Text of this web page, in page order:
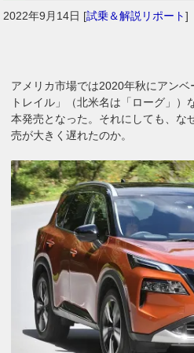
2022年9月14日 [試乗＆解説リポート]
アメリカ市場では2020年秋にアン
トレイル」（北米名は「ローグ」）
本発売となった。それにしても、な
売が大きく遅れたのか。